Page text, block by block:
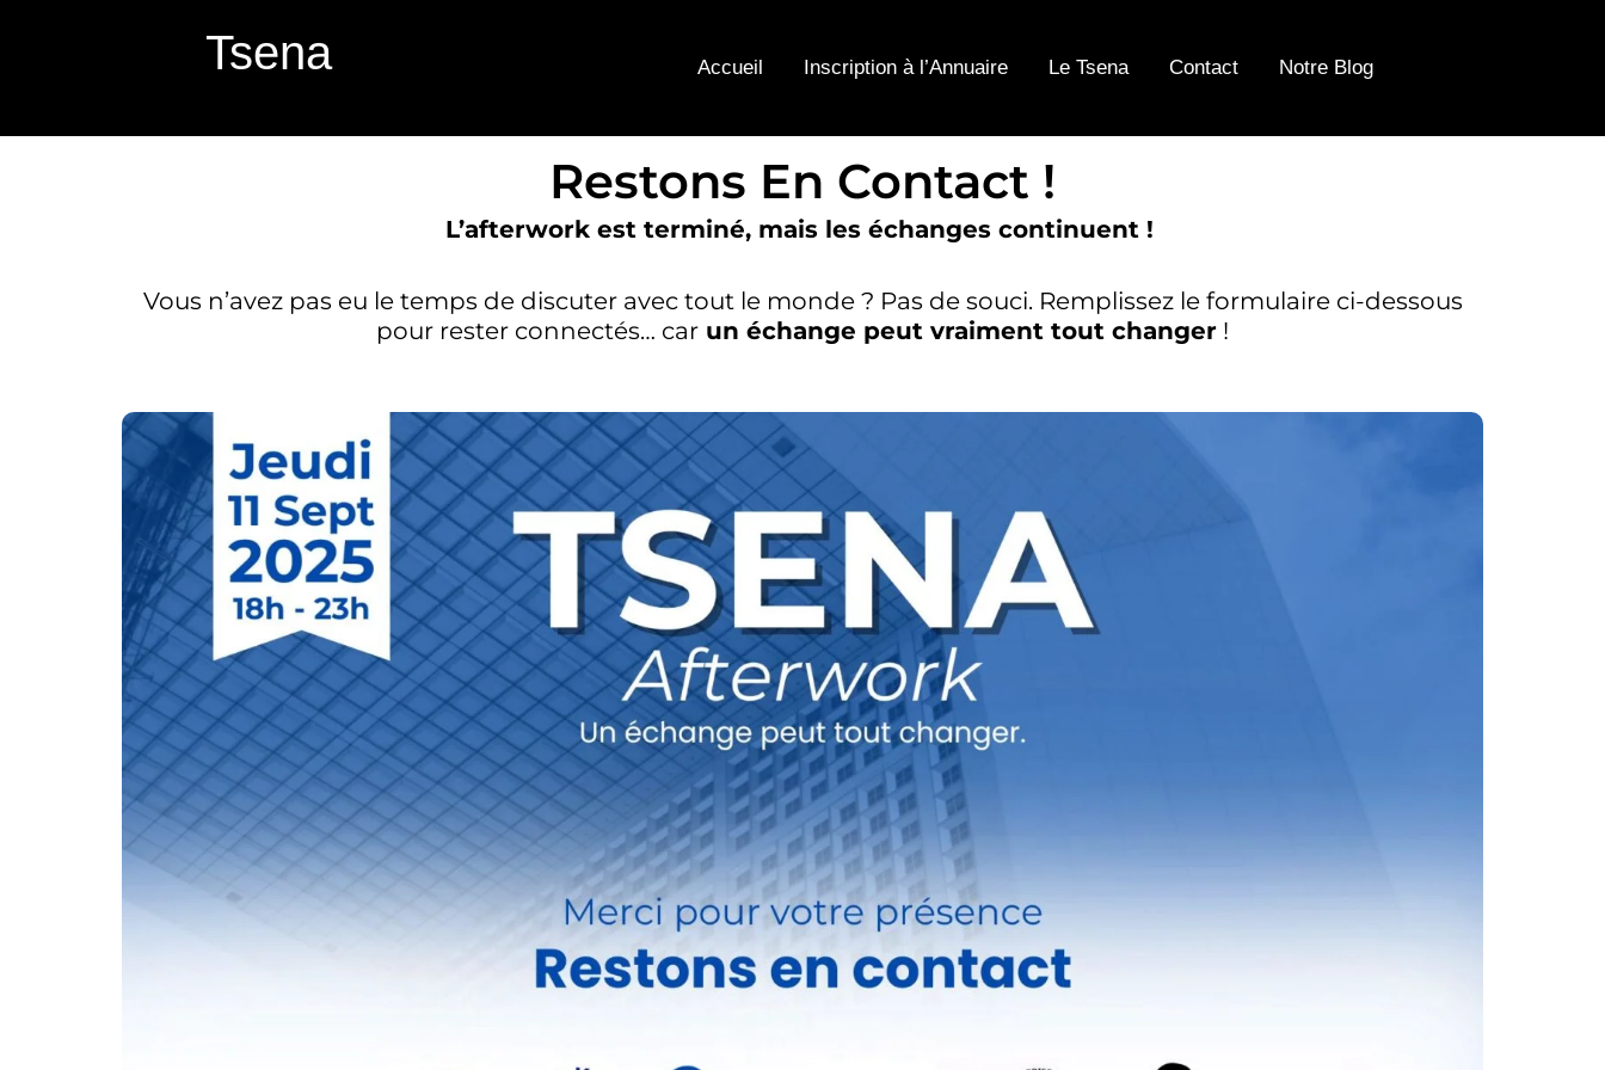
Tsena Accueil Inscription à l’Annuaire Le Tsena Contact Notre Blog
Restons En Contact !
L’afterwork est terminé, mais les échanges continuent !
Vous n’avez pas eu le temps de discuter avec tout le monde ? Pas de souci. Remplissez le formulaire ci-dessous
pour rester connectés… car un échange peut vraiment tout changer !